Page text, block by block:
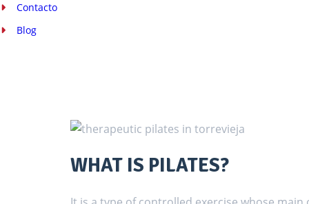
Contacto
Blog
WHAT IS PILATES?